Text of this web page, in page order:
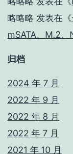
略略略 发表在《
mSATA、M.2
归档
2024 年 7 月
2022 年 9 月
2022 年 8 月
2022 年 7 月
2021 年 10 月